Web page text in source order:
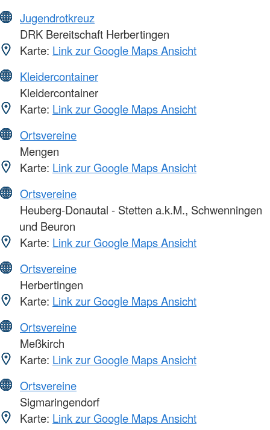
Jugendrotkreuz
DRK Bereitschaft Herbertingen
Karte: Link zur Google Maps Ansicht
Kleidercontainer
Kleidercontainer
Karte: Link zur Google Maps Ansicht
Ortsvereine
Mengen
Karte: Link zur Google Maps Ansicht
Ortsvereine
Heuberg-Donautal - Stetten a.k.M., Schwenningen
und Beuron
Karte: Link zur Google Maps Ansicht
Ortsvereine
Herbertingen
Karte: Link zur Google Maps Ansicht
Ortsvereine
Meßkirch
Karte: Link zur Google Maps Ansicht
Ortsvereine
Sigmaringendorf
Karte: Link zur Google Maps Ansicht